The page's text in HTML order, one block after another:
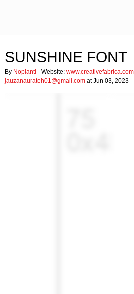
SUNSHINE FONT
By Nopianti - Website: www.creativefabrica.com
jauzanaurateh01@gmail.com at Jun 03, 2023